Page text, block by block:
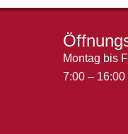
Montag bis
7:00 – 16:00